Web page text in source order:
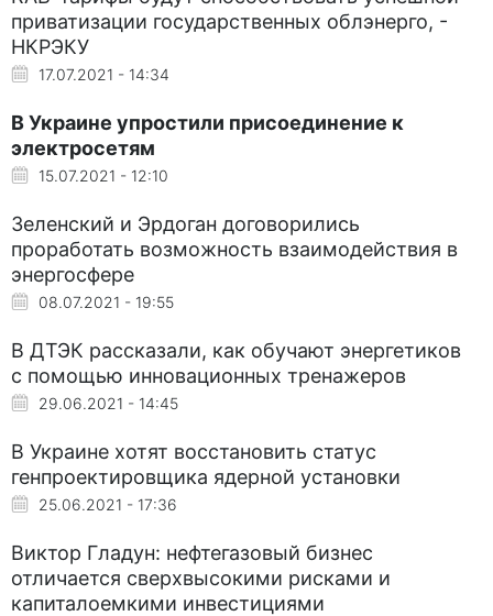
приватизации государственных облэнерго, -
НКРЭКУ
17.07.2021 - 14:34
В Украине упростили присоединение к
электросетям
15.07.2021 - 12:10
Зеленский и Эрдоган договорились
проработать возможность взаимодействия в
энергосфере
08.07.2021 - 19:55
В ДТЭК рассказали, как обучают энергетиков
с помощью инновационных тренажеров
29.06.2021 - 14:45
В Украине хотят восстановить статус
генпроектировщика ядерной установки
25.06.2021 - 17:36
Виктор Гладун: нефтегазовый бизнес
отличается сверхвысокими рисками и
капиталоемкими инвестициями